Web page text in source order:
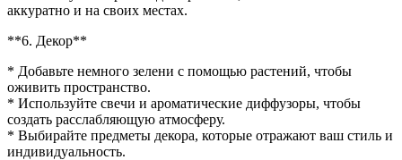
аккуратно и на своих местах.
**6. Декор**
* Добавьте немного зелени с помощью растений, чтобы
оживить пространство.
* Используйте свечи и ароматические диффузоры, чтобы
создать расслабляющую атмосферу.
* Выбирайте предметы декора, которые отражают ваш стиль и
индивидуальность.